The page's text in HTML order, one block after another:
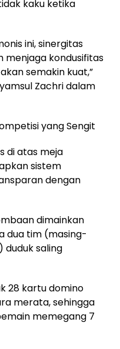
kaku ketika
ini, sinergitas
menjaga kondusifitas
semakin kuat,”
Zachri dalam
yang Sengit
di atas meja
sistem
dengan
dimainkan
dua tim (masing-
duduk saling
28 kartu domino
merata, sehingga
memegang 7